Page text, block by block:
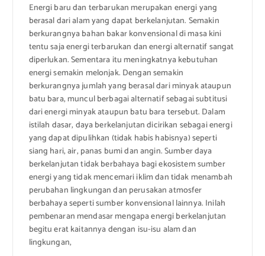
Energi baru dan terbarukan merupakan energi yang
berasal dari alam yang dapat berkelanjutan. Semakin
berkurangnya bahan bakar konvensional di masa kini
tentu saja energi terbarukan dan energi alternatif sangat
diperlukan. Sementara itu meningkatnya kebutuhan
energi semakin melonjak. Dengan semakin
berkurangnya jumlah yang berasal dari minyak ataupun
batu bara, muncul berbagai alternatif sebagai subtitusi
dari energi minyak ataupun batu bara tersebut. Dalam
istilah dasar, daya berkelanjutan dicirikan sebagai energi
yang dapat dipulihkan (tidak habis habisnya) seperti
siang hari, air, panas bumi dan angin. Sumber daya
berkelanjutan tidak berbahaya bagi ekosistem sumber
energi yang tidak mencemari iklim dan tidak menambah
perubahan lingkungan dan perusakan atmosfer
berbahaya seperti sumber konvensional lainnya. Inilah
pembenaran mendasar mengapa energi berkelanjutan
begitu erat kaitannya dengan isu-isu alam dan
lingkungan,